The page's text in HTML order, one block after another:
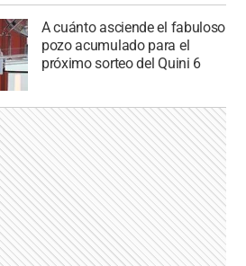
A cuánto asciende el fabuloso
pozo acumulado para el
próximo sorteo del Quini 6